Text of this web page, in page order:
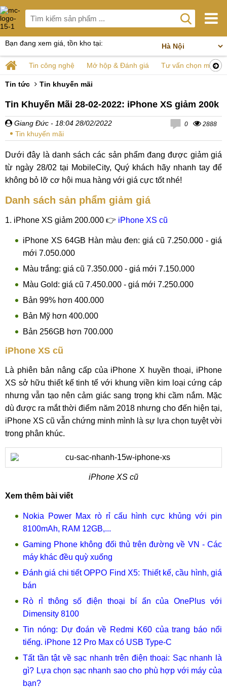
Bạn đang xem giá, tồn kho tại:
Tin công nghệ Mở hộp & Đánh giá Tư vấn chọn mua
Tin tức Tin khuyến mãi
Tin Khuyến Mãi 28-02-2022: iPhone XS giảm 200k
Giang Đức - 18:04 28/02/2022
Tin khuyến mãi
0 2888
Dưới đây là danh sách các sản phẩm đang được giảm giá
từ ngày 28/02 tại MobileCity, Quý khách hãy nhanh tay để
không bỏ lỡ cơ hội mua hàng với giá cực tốt nhé!
Danh sách sản phẩm giảm giá
1. iPhone XS giảm 200.000 👉 iPhone XS cũ
iPhone XS 64GB Hàn màu đen: giá cũ 7.250.000 - giá
mới 7.050.000
Màu trắng: giá cũ 7.350.000 - giá mới 7.150.000
Màu Gold: giá cũ 7.450.000 - giá mới 7.250.000
Bản 99% hơn 400.000
Bản Mỹ hơn 400.000
Bản 256GB hơn 700.000
iPhone XS cũ
Là phiên bản nâng cấp của iPhone X huyền thoại, iPhone
XS sở hữu thiết kế tinh tế với khung viền kim loại cứng cáp
nhưng vẫn tạo nên cảm giác sang trọng khi cầm nắm. Mặc
dù được ra mắt thời điểm năm 2018 nhưng cho đến hiện tại,
iPhone XS cũ vẫn chứng minh mình là sự lựa chọn tuyệt vời
trong phân khúc.
iPhone XS cũ
Xem thêm bài viết
Nokia Power Max rò rỉ cấu hình cực khủng với pin
8100mAh, RAM 12GB,...
Gaming Phone không đối thủ trên đường về VN - Các
máy khác đều quỳ xuống
Đánh giá chi tiết OPPO Find X5: Thiết kế, cầu hình, giá
bán
Rò rỉ thông số điện thoại bí ẩn của OnePlus với
Dimensity 8100
Tin nóng: Dự đoán về Redmi K60 của trang báo nổi
tiếng. iPhone 12 Pro Max có USB Type-C
Tất tần tật về sạc nhanh trên điện thoại: Sạc nhanh là
gì? Lựa chọn sạc nhanh sao cho phù hợp với máy của
bạn?